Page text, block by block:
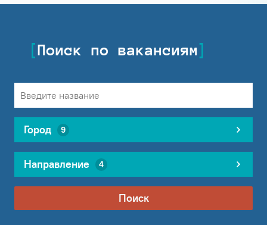
Поиск по вакансиям
Город 9
Направление 4
Поиск